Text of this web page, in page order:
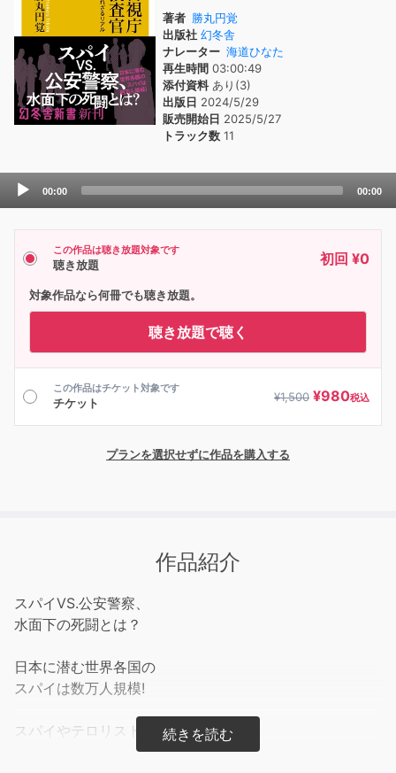
著者 勝丸円覚
出版社 幻冬舎
ナレーター 海道ひなた
再生時間 03:00:49
添付資料あり(3)
出版日 2024/5/29
販売開始日 2025/5/27
トラック数 11
Audio
00:00 00:00
この作品は聴き放題対象です
聴き放題 初回 ¥0
対象作品なら何冊でも聴き放題。
聴き放題で聴く
この作品はチケット対象です
チケット ¥1,500 ¥980税込
プランを選択せずに作品を購入する
作品紹介
スパイVS.公安警察、
水面下の死闘とは？
日本に潜む世界各国の
スパイは数万人規模!
スパイやテロリストを監視し、
そのミッションを未然に防いで国を守る公安警察。